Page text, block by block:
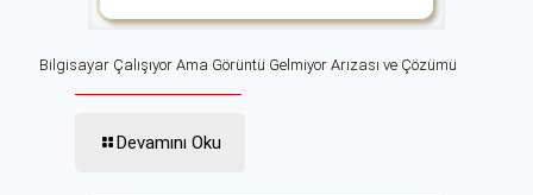
Bilgisayar Çalışıyor Ama Görüntü Gelmiyor Arızası ve Çözümü
Devamını Oku